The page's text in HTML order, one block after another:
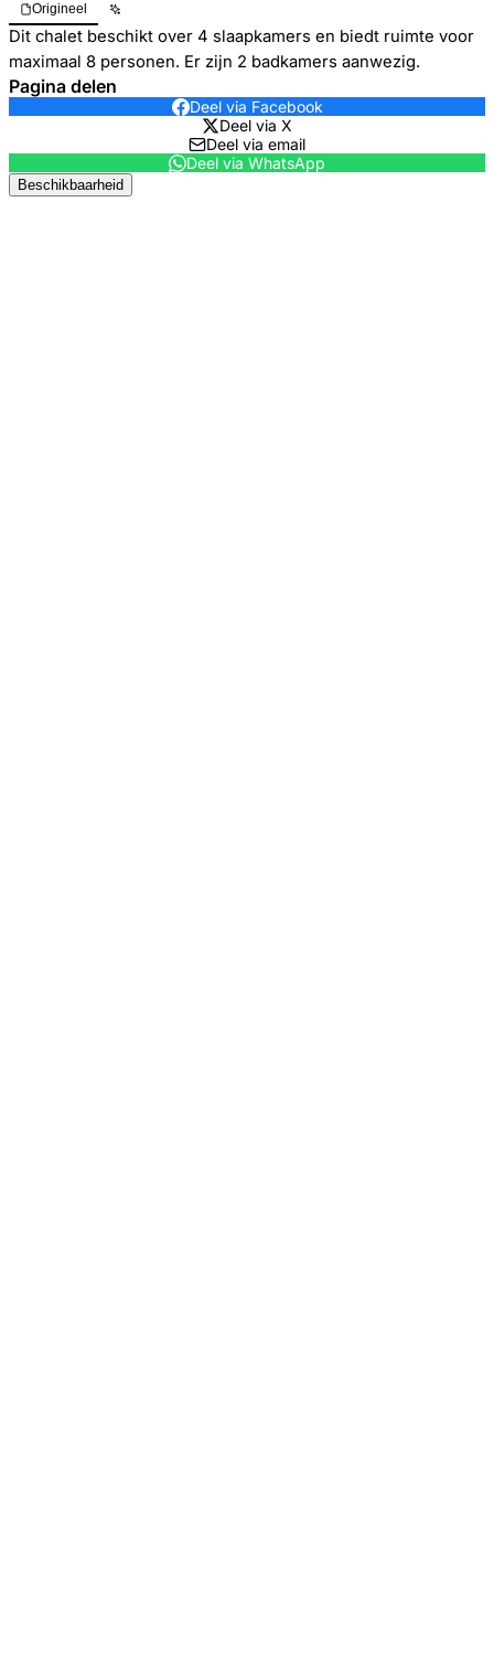
Origineel
Dit chalet beschikt over 4 slaapkamers en biedt ruimte voor
maximaal 8 personen. Er zijn 2 badkamers aanwezig.
Pagina delen
Deel via Facebook
Deel via X
Deel via email
Deel via WhatsApp
Beschikbaarheid